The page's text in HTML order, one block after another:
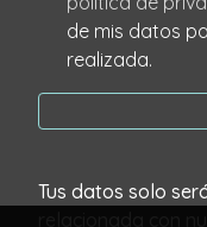
de mis datos
realizada.
Tus datos solo